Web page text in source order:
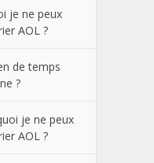
je ne peux
AOL ?
de temps
?
je ne peux
AOL ?